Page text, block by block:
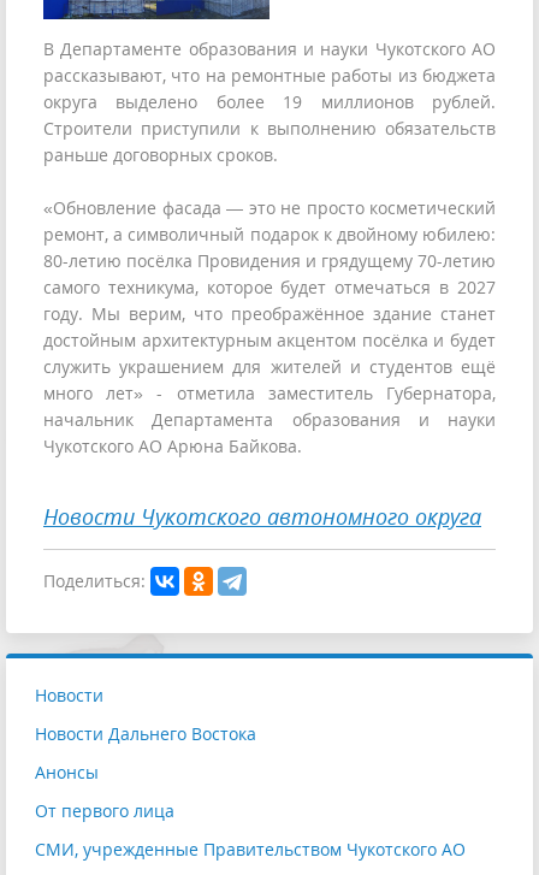
В Департаменте образования и науки Чукотского АО
рассказывают, что на ремонтные работы из бюджета
округа выделено более 19 миллионов рублей.
Строители приступили к выполнению обязательств
раньше договорных сроков.
«Обновление фасада — это не просто косметический
ремонт, а символичный подарок к двойному юбилею:
80-летию посёлка Провидения и грядущему 70-летию
самого техникума, которое будет отмечаться в 2027
году. Мы верим, что преображённое здание станет
достойным архитектурным акцентом посёлка и будет
служить украшением для жителей и студентов ещё
много лет» - отметила заместитель Губернатора,
начальник Департамента образования и науки
Чукотского АО Арюна Байкова.
Новости Чукотского автономного округа
Поделиться:
Новости
Новости Дальнего Востока
Анонсы
От первого лица
СМИ, учрежденные Правительством Чукотского АО